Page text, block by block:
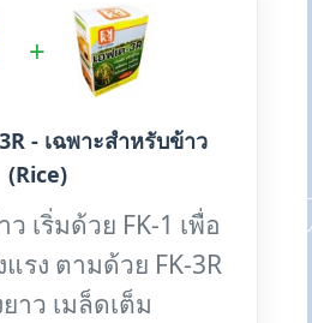
+
- เฉพาะสำหรับข้าว
(Rice)
เริ่มด้วย FK-1 เพื่อ
รง ตามด้วย FK-3R
าว เมล็ดเต็ม